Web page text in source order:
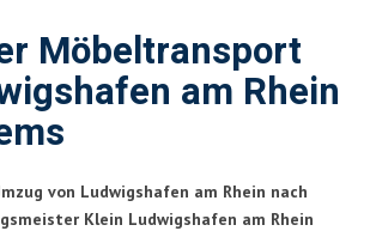
Möbeltransport
am Rhein
von Ludwigshafen am Rhein nach
Klein Ludwigshafen am Rhein